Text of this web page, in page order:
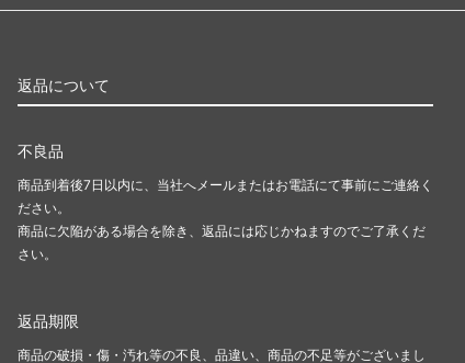
返品について
不良品
商品到着後7日以内に、当社へメールまたはお電話にて事前にご連絡く
ださい。
商品に欠陥がある場合を除き、返品には応じかねますのでご了承くだ
さい。
返品期限
商品の破損・傷・汚れ等の不良、品違い、商品の不足等がございまし